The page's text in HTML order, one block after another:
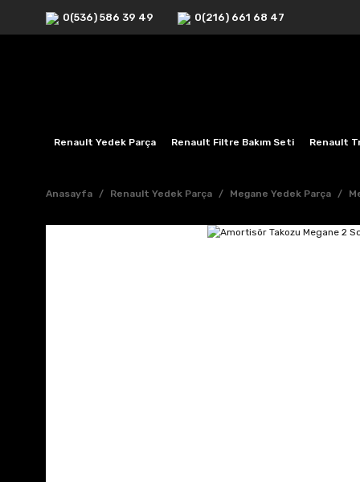
0(536) 586 39 49 0(216) 661 68 47
Renault Yedek Parça Renault Filtre Bakım Seti Renault
Anasayfa Renault Yedek Parça Megane Yedek Parça